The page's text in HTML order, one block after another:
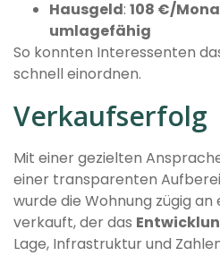
Hausgeld: 108 €/
umlagefähig
So konnten Interessenten
schnell einordnen.
Verkaufserfolg
Mit einer gezielten
einer transparenten
wurde die Wohnung zügig an
verkauft, der das
Lage, Infrastruktur und